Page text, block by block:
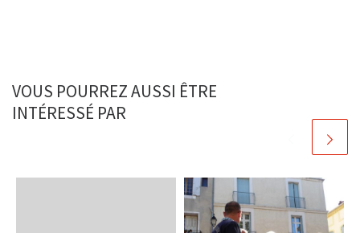
VOUS POURREZ AUSSI ÊTRE
INTÉRESSÉ PAR